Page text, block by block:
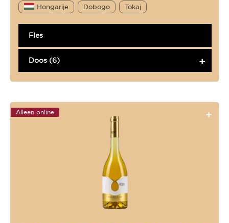
Hongarije Dobogo Tokaj
Fles
Doos (6)
Alleen online